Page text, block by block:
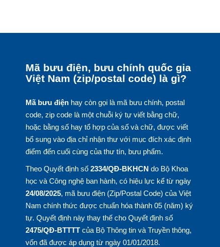
Mã bưu điện, bưu chính quốc gia
Việt Nam (zip/postal code) là gì?
Mã bưu điệnhay còn gọi là mã bưu chính, postal
code, zip code là một chuỗi ký tự viết bằng chữ,
hoặc bằng số hay tổ hợp của số và chữ, được viết
bổ sung vào địa chỉ nhận thư với mục đích xác định
điểm đến cuối cùng của thư tín, bưu phẩm.
Theo Quyết định số 2334/QĐ-BKHCN do Bộ Khoa
học và Công nghệ ban hành, có hiệu lực kể từ ngày
24/08/2025, mã bưu điện (Zip/Postal Code) của Việt
Nam chính thức được chuẩn hóa thành 05 (năm) ký
tự. Quyết định này thay thế cho Quyết định số
2475/QĐ-BTTTTcủa Bộ Thông tin và Truyền thông,
vốn đã được áp dụng từ ngày 01/01/2018.